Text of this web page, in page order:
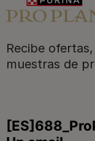
Recibe
muestras de
Purina
Para nuestros